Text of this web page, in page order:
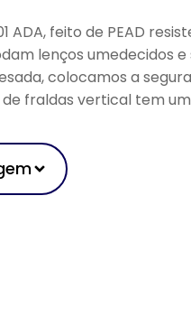
ADA, feito de PEAD
lenços umedecidos e
colocamos a
fraldas vertical tem